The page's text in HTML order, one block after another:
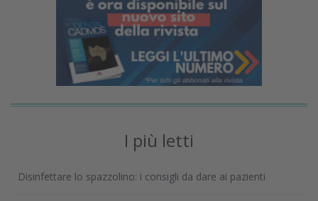
I più letti
Disinfettare lo spazzolino: i consigli da dare ai pazienti